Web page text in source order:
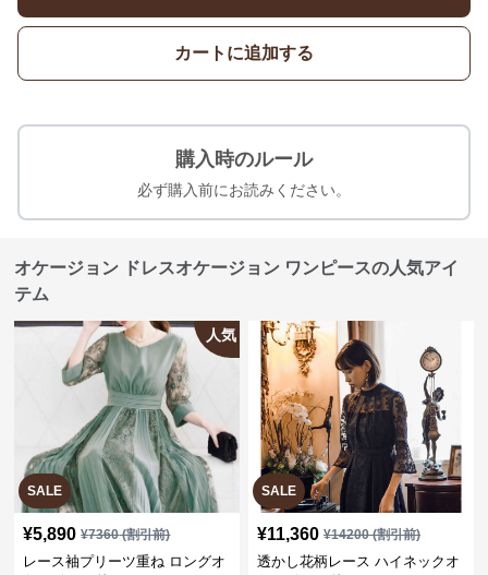
カートに追加する
購入時のルール
必ず購入前にお読みください。
オケージョン ドレスオケージョン ワンピースの人気アイ
テム
SALE
人気
¥5,890 ¥7360(割引前)
レース袖プリーツ重ね ロングオ
SALE
¥11,360 ¥14200(割引前)
透かし花柄レース ハイネックオ